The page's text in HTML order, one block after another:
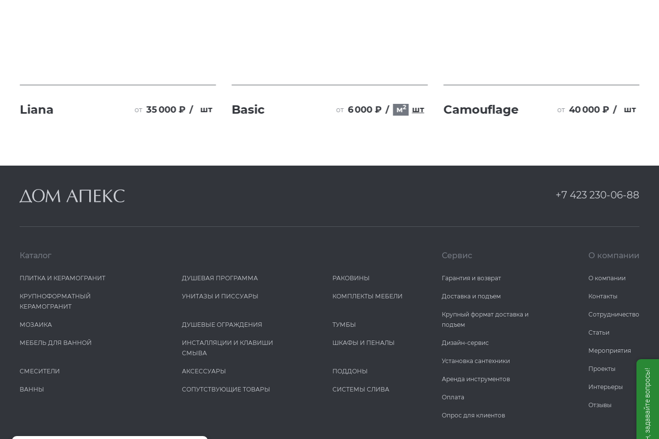
Liana от 35 000 ₽ / шт Basic от 6 000 ₽ / м2 шт Camouflage от 40 000 ₽ / шт
+7 423 230-06-88
Каталог
ПЛИТКА И КЕРАМОГРАНИТ
КРУПНОФОРМАТНЫЙ
КЕРАМОГРАНИТ
МОЗАИКА
МЕБЕЛЬ ДЛЯ ВАННОЙ
СМЕСИТЕЛИ
ВАННЫ
ДУШЕВАЯ ПРОГРАММА
УНИТАЗЫ И ПИCCУАРЫ
ДУШЕВЫЕ ОГРАЖДЕНИЯ
ИНСТАЛЛЯЦИИ И КЛАВИШИ
СМЫВА
АКСЕССУАРЫ
СОПУТСТВУЮЩИЕ ТОВАРЫ
РАКОВИНЫ
КОМПЛЕКТЫ МЕБЕЛИ
ТУМБЫ
ШКАФЫ И ПЕНАЛЫ
ПОДДОНЫ
СИСТЕМЫ СЛИВА
Сервис
Гарантия и возврат
Доставка и подъем
Крупный формат доставка и
подъем
Дизайн-сервис
Установка сантехники
Аренда инструментов
Оплата
Опрос для клиентов
О компании
О компании
Контакты
Сотрудничество
Статьи
Мероприятия
Проекты
Интерьеры
Отзывы